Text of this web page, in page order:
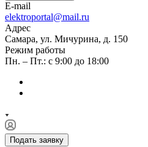
E-mail
elektroportal@mail.ru
Адрес
Самара, ул. Мичурина, д. 150
Режим работы
Пн. – Пт.: с 9:00 до 18:00
Подать заявку